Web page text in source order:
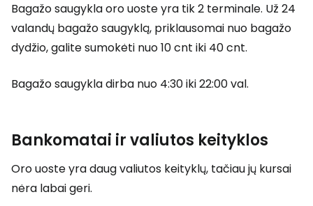
Bagažo saugykla oro uoste yra tik 2 terminale. Už 24
valandų bagažo saugyklą, priklausomai nuo bagažo
dydžio, galite sumokėti nuo 10 cnt iki 40 cnt.
Bagažo saugykla dirba nuo 4:30 iki 22:00 val.
Bankomatai ir valiutos keityklos
Oro uoste yra daug valiutos keityklų, tačiau jų kursai
nėra labai geri.